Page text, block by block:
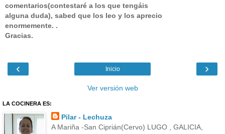
comentarios(contestaré a los que tengáis
alguna duda), sabed que los leo y los aprecio
enormemente. .
Gracias.
‹ ›
Inicio
Ver versión web
LA COCINERA ES:
Pilar - Lechuza
A Mariña -San Ciprián(Cervo) LUGO , GALICIA,